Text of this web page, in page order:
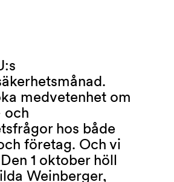
medvetenhet om
och
hos både
företag. Och vi
1 oktober höll
Weinberger,